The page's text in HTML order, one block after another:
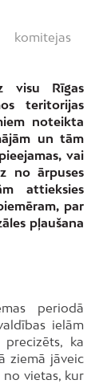
visu Rīgas
teritorijas
noteikta
un tām
vai
no ārpuses
attieksies
par
pļaušana
periodā
ielām
ka
ziemā jāveic
vietas, kur